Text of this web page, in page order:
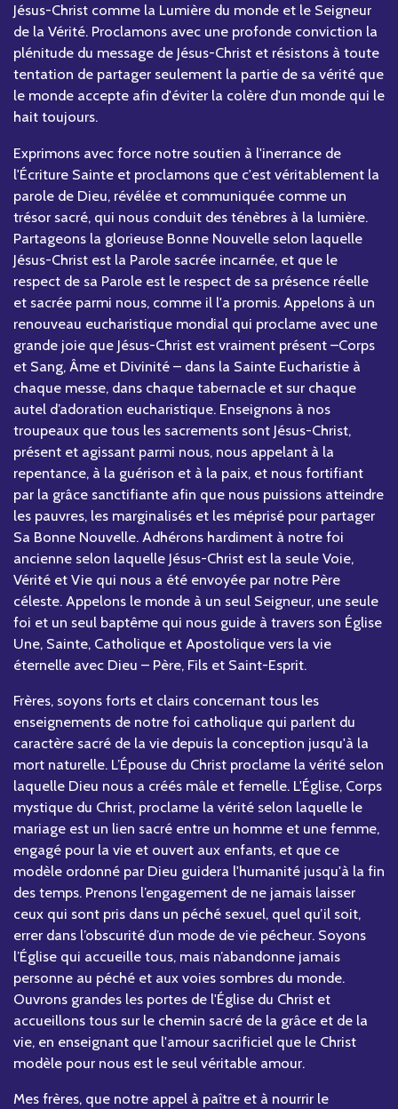
Jésus-Christ comme la Lumière du monde et le Seigneur
de la Vérité. Proclamons avec une profonde conviction la
plénitude du message de Jésus-Christ et résistons à toute
tentation de partager seulement la partie de sa vérité que
le monde accepte afin d'éviter la colère d'un monde qui le
hait toujours.
Exprimons avec force notre soutien à l'inerrance de
l'Écriture Sainte et proclamons que c'est véritablement la
parole de Dieu, révélée et communiquée comme un
trésor sacré, qui nous conduit des ténèbres à la lumière.
Partageons la glorieuse Bonne Nouvelle selon laquelle
Jésus-Christ est la Parole sacrée incarnée, et que le
respect de sa Parole est le respect de sa présence réelle
et sacrée parmi nous, comme il l'a promis. Appelons à un
renouveau eucharistique mondial qui proclame avec une
grande joie que Jésus-Christ est vraiment présent –Corps
et Sang, Âme et Divinité – dans la Sainte Eucharistie à
chaque messe, dans chaque tabernacle et sur chaque
autel d’adoration eucharistique. Enseignons à nos
troupeaux que tous les sacrements sont Jésus-Christ,
présent et agissant parmi nous, nous appelant à la
repentance, à la guérison et à la paix, et nous fortifiant
par la grâce sanctifiante afin que nous puissions atteindre
les pauvres, les marginalisés et les méprisé pour partager
Sa Bonne Nouvelle. Adhérons hardiment à notre foi
ancienne selon laquelle Jésus-Christ est la seule Voie,
Vérité et Vie qui nous a été envoyée par notre Père
céleste. Appelons le monde à un seul Seigneur, une seule
foi et un seul baptême qui nous guide à travers son Église
Une, Sainte, Catholique et Apostolique vers la vie
éternelle avec Dieu – Père, Fils et Saint-Esprit.
Frères, soyons forts et clairs concernant tous les
enseignements de notre foi catholique qui parlent du
caractère sacré de la vie depuis la conception jusqu'à la
mort naturelle. L’Épouse du Christ proclame la vérité selon
laquelle Dieu nous a créés mâle et femelle. L'Église, Corps
mystique du Christ, proclame la vérité selon laquelle le
mariage est un lien sacré entre un homme et une femme,
engagé pour la vie et ouvert aux enfants, et que ce
modèle ordonné par Dieu guidera l'humanité jusqu'à la fin
des temps. Prenons l’engagement de ne jamais laisser
ceux qui sont pris dans un péché sexuel, quel qu’il soit,
errer dans l’obscurité d’un mode de vie pécheur. Soyons
l’Église qui accueille tous, mais n’abandonne jamais
personne au péché et aux voies sombres du monde.
Ouvrons grandes les portes de l'Église du Christ et
accueillons tous sur le chemin sacré de la grâce et de la
vie, en enseignant que l'amour sacrificiel que le Christ
modèle pour nous est le seul véritable amour.
Mes frères, que notre appel à paître et à nourrir le